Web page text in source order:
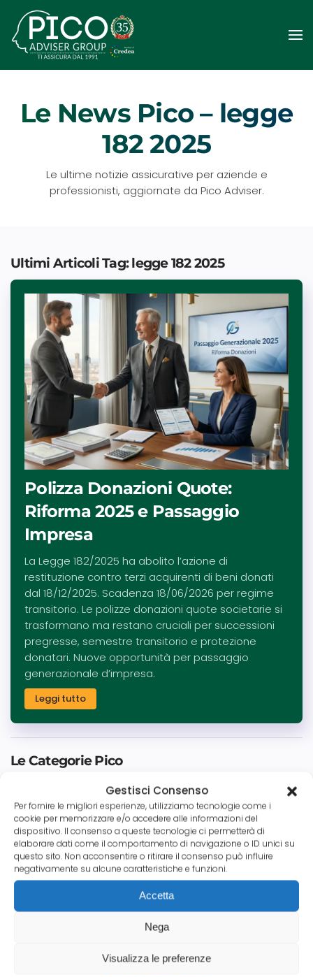
Gestisci Consenso
Per fornire le migliori esperienze, utilizziamo tecnologie come i
cookie per memorizzare e/o accedere alle informazioni del
dispositivo. Il consenso a queste tecnologie ci permetterà di
elaborare dati come il comportamento di navigazione o ID unici su
questo sito. Non acconsentire o ritirare il consenso può influire
negativamente su alcune caratteristiche e funzioni.
Accetta
Nega
Visualizza le preferenze
Passa
al
contenuto
Le News Pico – legge
182 2025
Le ultime notizie assicurative per aziende e
professionisti, aggiornate da Pico Adviser.
Ultimi Articoli Tag: legge 182 2025
Polizza Donazioni Quote:
Riforma 2025 e Passaggio
Impresa
La Legge 182/2025 ha abolito l’azione di
restituzione contro terzi acquirenti di beni donati
dal 18/12/2025. Scadenza 18/06/2026 per regime
transitorio. Le polizze donazioni quote societarie si
trasformano ma restano cruciali per successioni
pregresse, semestre transitorio e protezione
donatari. Nuove opportunità per passaggio
generazionale d’impresa.
Leggi tutto
Le Categorie Pico
Tutte le News
Credito Commerciale